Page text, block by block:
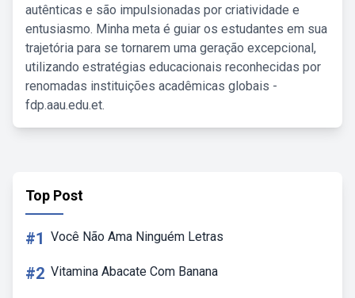
autênticas e são impulsionadas por criatividade e
entusiasmo. Minha meta é guiar os estudantes em sua
trajetória para se tornarem uma geração excepcional,
utilizando estratégias educacionais reconhecidas por
renomadas instituições acadêmicas globais -
fdp.aau.edu.et.
Top Post
#1 Você Não Ama Ninguém Letras
#2 Vitamina Abacate Com Banana